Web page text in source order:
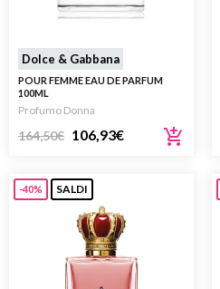
Dolce & Gabbana
POUR FEMME EAU DE PARFUM
100ML
Profumo Donna
164,50€ 106,93€
-40% SALDI